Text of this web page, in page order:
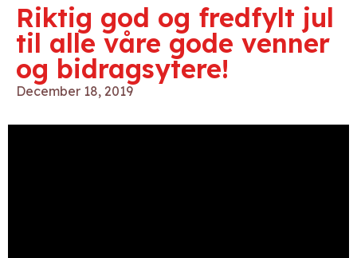
Riktig god og fredfylt jul
til alle våre gode venner
og bidragsytere!
December 18, 2019